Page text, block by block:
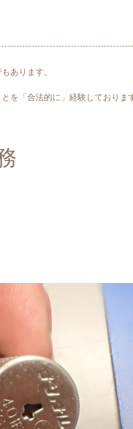
あります。
を「合法的に」経験しておりま